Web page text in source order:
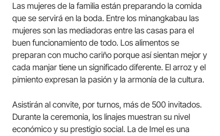
Las mujeres de la familia están preparando la comida
que se servirá en la boda. Entre los minangkabau las
mujeres son las mediadoras entre las casas para el
buen funcionamiento de todo. Los alimentos se
preparan con mucho cariño porque así sientan mejor y
cada manjar tiene un significado diferente. El arroz y el
pimiento expresan la pasión y la armonía de la cultura.
Asistirán al convite, por turnos, más de 500 invitados.
Durante la ceremonia, los linajes muestran su nivel
económico y su prestigio social. La de Imel es una